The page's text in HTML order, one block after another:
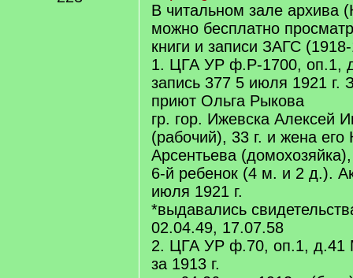
В читальном зале архива
можно бесплатно
книги и записи ЗАГС (1918-
1. ЦГА УР ф.Р-1700, оп.1,
запись 377 5 июля 1921 г.
приют Ольга Рыкова
гр. гор. Ижевска Алексей
(рабочий), 33 г. и жена его
Арсентьева
6-й ребенок (4 м. и 2 д.).
июля 1921 г.
*выдавались
02.04.49, 17.07.58
2. ЦГА УР ф.70, оп.1, д.41
за 1913 г.